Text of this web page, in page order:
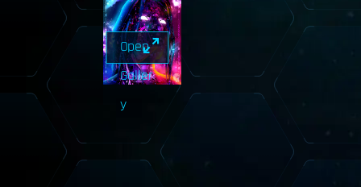
Open
Galler
y